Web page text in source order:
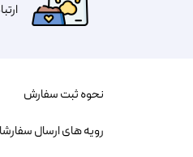
نحوه ثبت سفارش
رویه های ارسال